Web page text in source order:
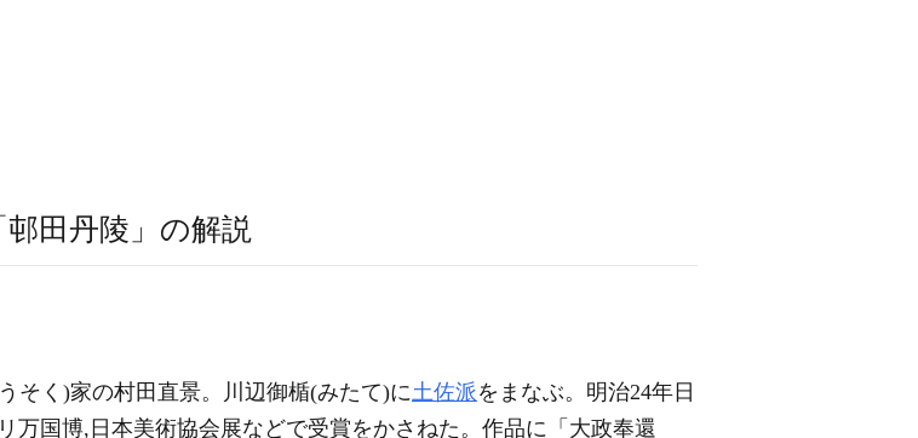
邨田丹陵」の解説
そく)家の村田直景。川辺御楯(みたて)に 土佐派をまなぶ。明治24年日
万国博,日本美術協会展などで受賞をかさねた。作品に「大政奉還